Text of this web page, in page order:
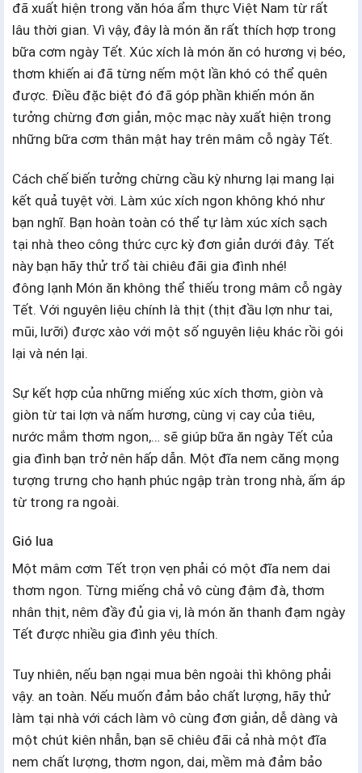
đã xuất hiện trong văn hóa ẩm thực Việt Nam từ rất
lâu thời gian. Vì vậy, đây là món ăn rất thích hợp trong
bữa cơm ngày Tết. Xúc xích là món ăn có hương vị béo,
thơm khiến ai đã từng nếm một lần khó có thể quên
được. Điều đặc biệt đó đã góp phần khiến món ăn
tưởng chừng đơn giản, mộc mạc này xuất hiện trong
những bữa cơm thân mật hay trên mâm cỗ ngày Tết.
Cách chế biến tưởng chừng cầu kỳ nhưng lại mang lại
kết quả tuyệt vời. Làm xúc xích ngon không khó như
bạn nghĩ. Bạn hoàn toàn có thể tự làm xúc xích sạch
tại nhà theo công thức cực kỳ đơn giản dưới đây. Tết
này bạn hãy thử trổ tài chiêu đãi gia đình nhé!
đông lạnh Món ăn không thể thiếu trong mâm cỗ ngày
Tết. Với nguyên liệu chính là thịt (thịt đầu lợn như tai,
mũi, lưỡi) được xào với một số nguyên liệu khác rồi gói
lại và nén lại.
Sự kết hợp của những miếng xúc xích thơm, giòn và
giòn từ tai lợn và nấm hương, cùng vị cay của tiêu,
nước mắm thơm ngon,… sẽ giúp bữa ăn ngày Tết của
gia đình bạn trở nên hấp dẫn. Một đĩa nem căng mọng
tượng trưng cho hạnh phúc ngập tràn trong nhà, ấm áp
từ trong ra ngoài.
Gió lua
Một mâm cơm Tết trọn vẹn phải có một đĩa nem dai
thơm ngon. Từng miếng chả vô cùng đậm đà, thơm
nhân thịt, nêm đầy đủ gia vị, là món ăn thanh đạm ngày
Tết được nhiều gia đình yêu thích.
Tuy nhiên, nếu bạn ngại mua bên ngoài thì không phải
vậy. an toàn. Nếu muốn đảm bảo chất lượng, hãy thử
làm tại nhà với cách làm vô cùng đơn giản, dễ dàng và
một chút kiên nhẫn, bạn sẽ chiêu đãi cả nhà một đĩa
nem chất lượng, thơm ngon, dai, mềm mà đảm bảo